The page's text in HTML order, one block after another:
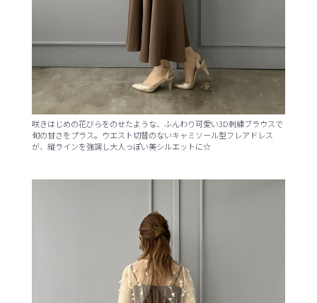
咲きはじめの花びらをのせたような、ふんわり可愛い3D刺繍ブラウスで
旬の甘さをプラス。ウエスト切替のないキャミソール型フレアドレス
が、縦ラインを強調し大人っぽい美シルエットに☆